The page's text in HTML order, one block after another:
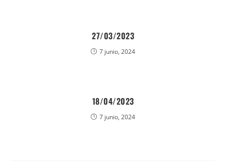
27/03/2023
7 junio, 2024
18/04/2023
7 junio, 2024